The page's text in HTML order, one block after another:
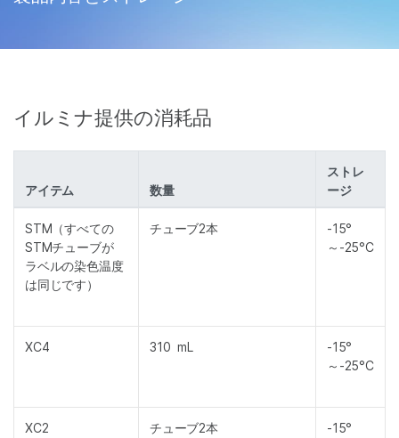
イルミナ提供の消耗品
アイテム 数量
ストレ
ージ
STM（すべての
STMチューブが
ラベルの染色温度
は同じです）
チューブ2本
-15°
～-25°C
XC4 310 mL
-15°
～-25°C
XC2 チューブ2本
-15°